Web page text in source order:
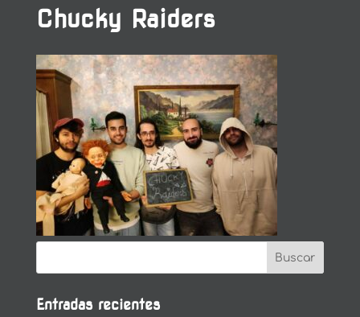
Chucky Raiders
Entradas recientes